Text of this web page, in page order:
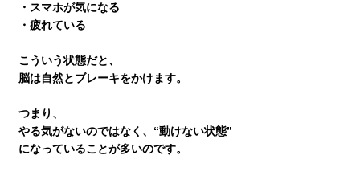
合格実績
・スマホが気になる
・疲れている
こういう状態だと、
脳は自然とブレーキをかけます。
つまり、
やる気がないのではなく、“動けない状態”
になっていることが多いのです。